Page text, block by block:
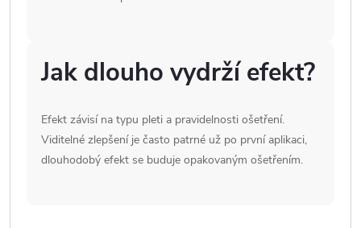
Jak dlouho vydrží efekt?
Efekt závisí na typu pleti a pravidelnosti ošetření.
Viditelné zlepšení je často patrné už po první aplikaci,
dlouhodobý efekt se buduje opakovaným ošetřením.